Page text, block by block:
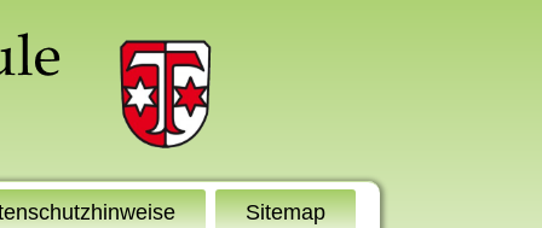
Sitemap